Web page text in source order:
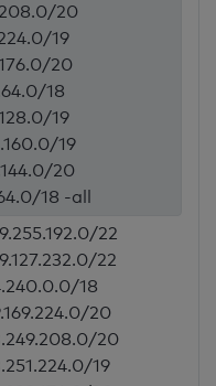
20
19
20
18
19
19
20
18 -all
22
22
18
20
20
19